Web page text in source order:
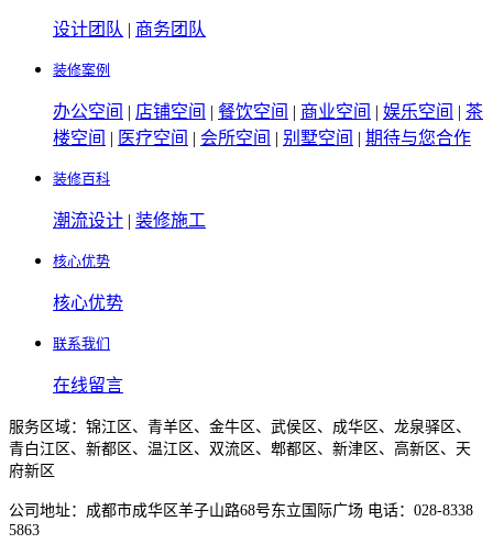
设计团队 | 商务团队
装修案例
办公空间 | 店铺空间 | 餐饮空间 | 商业空间 | 娱乐空间 | 茶
楼空间 | 医疗空间 | 会所空间 | 别墅空间 | 期待与您合作
装修百科
潮流设计 | 装修施工
核心优势
核心优势
联系我们
在线留言
服务区域：锦江区、青羊区、金牛区、武侯区、成华区、龙泉驿区、
青白江区、新都区、温江区、双流区、郫都区、新津区、高新区、天
府新区
公司地址：成都市成华区羊子山路68号东立国际广场 电话：028-8338
5863